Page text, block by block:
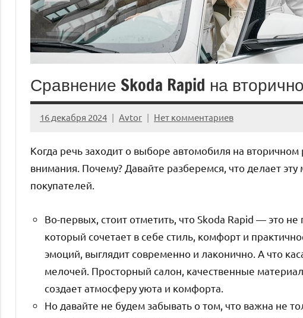
Сравнение Skoda Rapid на
16 декабря 2024 Avtor Нет комментариев
Когда речь заходит о выборе автомобиля на
внимания. Почему? Давайте разберемся, что делает
покупателей.
Во-первых, стоит отметить, что Skoda Rapid — это
который сочетает в себе стиль, комфорт и
эмоций, выглядит современно и лаконично. А что
мелочей. Просторный салон, качественные
создает атмосферу уюта и комфорта.
Но давайте не будем забывать о том, что важна не